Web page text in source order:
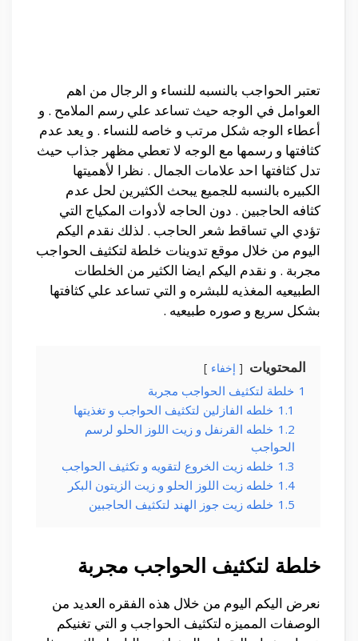
تعتبر الحواجب بالنسبه للنساء و الرجال من اهم
العوامل في الوجه حيث تساعد علي رسم الملامح . و
أعطاء الوجه شكل مرتب و خاصه للنساء . و يعد عدم
كثافتها و رسمها مع الوجه لا تعطي مظهر جذاب حيث
تدل كثافتها احد علامات الجمال . نظرا لأهميتها
الكبيره بالنسبه للجميع يبحث الكثيرين لحل عدم
كثافه الحاجبين . دون الحاجه لأدوات المكياج التي
تؤدي الي تساقط شعر الحاجب . لذلك نقدم اليكم
اليوم من خلال موقع تدوينات خلطة لتكثيف الحواجب
مجربة . و نقدم اليكم ايضا الكثير من الخلطات
الطبيعيه المغذيه للبشره و التي تساعد علي كثافتها
بشكل سريع و صوره طبيعيه .
المحتويات إخفاء
1 خلطة لتكثيف الحواجب مجربة
1.1 خلطه الفازلين لتكثيف الحواجب و تغذيتها
1.2 خلطه القرنفل و زيت اللوز الحلو لرسم
الحواجب
1.3 خلطه زيت الخروع لتقويه و تكثيف الحواجب
1.4 خلطه زيت اللوز الحلو و زيت الزيتون البكر
1.5 خلطه زيت جوز الهند لتكثيف الحاجبين
خلطة لتكثيف الحواجب مجربة
نعرض اليكم اليوم من خلال هذه الفقره العديد من
الوصفات المميزه لتكثيف الحواجب و التي تغنيكم